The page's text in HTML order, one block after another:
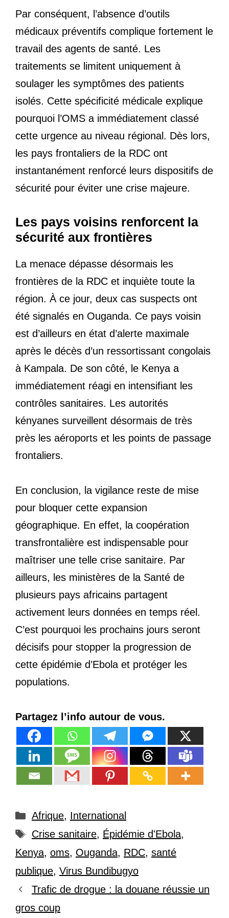
Par conséquent, l’absence d’outils
médicaux préventifs complique fortement le
travail des agents de santé. Les
traitements se limitent uniquement à
soulager les symptômes des patients
isolés. Cette spécificité médicale explique
pourquoi l’OMS a immédiatement classé
cette urgence au niveau régional. Dès lors,
les pays frontaliers de la RDC ont
instantanément renforcé leurs dispositifs de
sécurité pour éviter une crise majeure.
Les pays voisins renforcent la
sécurité aux frontières
La menace dépasse désormais les
frontières de la RDC et inquiète toute la
région. À ce jour, deux cas suspects ont
été signalés en Ouganda. Ce pays voisin
est d’ailleurs en état d’alerte maximale
après le décès d’un ressortissant congolais
à Kampala. De son côté, le Kenya a
immédiatement réagi en intensifiant les
contrôles sanitaires. Les autorités
kényanes surveillent désormais de très
près les aéroports et les points de passage
frontaliers.
En conclusion, la vigilance reste de mise
pour bloquer cette expansion
géographique. En effet, la coopération
transfrontalière est indispensable pour
maîtriser une telle crise sanitaire. Par
ailleurs, les ministères de la Santé de
plusieurs pays africains partagent
activement leurs données en temps réel.
C’est pourquoi les prochains jours seront
décisifs pour stopper la progression de
cette épidémie d’Ebola et protéger les
populations.
Partagez l’info autour de vous.
Catégories
Afrique, International
Étiquettes
Crise sanitaire, Épidémie d'Ebola,
Kenya, oms, Ouganda, RDC, santé
publique, Virus Bundibugyo
Trafic de drogue : la douane réussie un
gros coup